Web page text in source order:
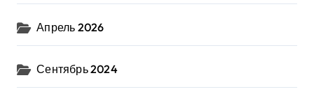
Апрель 2026
Сентябрь 2024